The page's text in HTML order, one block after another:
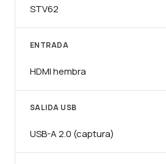
STV62
ENTRADA
HDMI hembra
SALIDA USB
USB-A 2.0 (captura)